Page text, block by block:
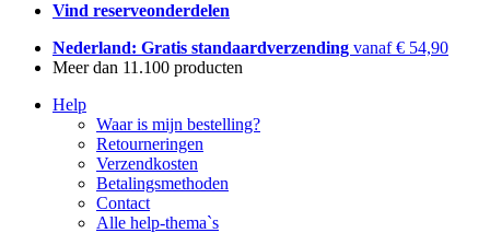
Vind reserveonderdelen
Nederland: Gratis standaardverzending vanaf € 54,90
Meer dan 11.100 producten
Help
Waar is mijn bestelling?
Retourneringen
Verzendkosten
Betalingsmethoden
Contact
Alle help-thema`s